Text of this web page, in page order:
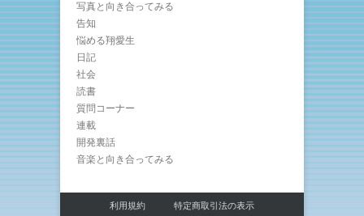
写真と向き合ってみる
告知
悩める翔愛生
日記
社会
読書
質問コーナー
連載
開発裏話
音楽と向き合ってみる
利用規約 特定商取引法の表示